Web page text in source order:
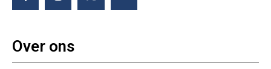
Over ons